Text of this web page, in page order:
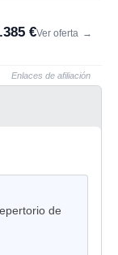
€Ver oferta →
Enlaces de afiliación
de